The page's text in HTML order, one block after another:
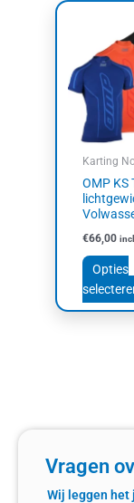
Karting
OMP KS
€66,00
Opties
Vragen
Wij leggen het